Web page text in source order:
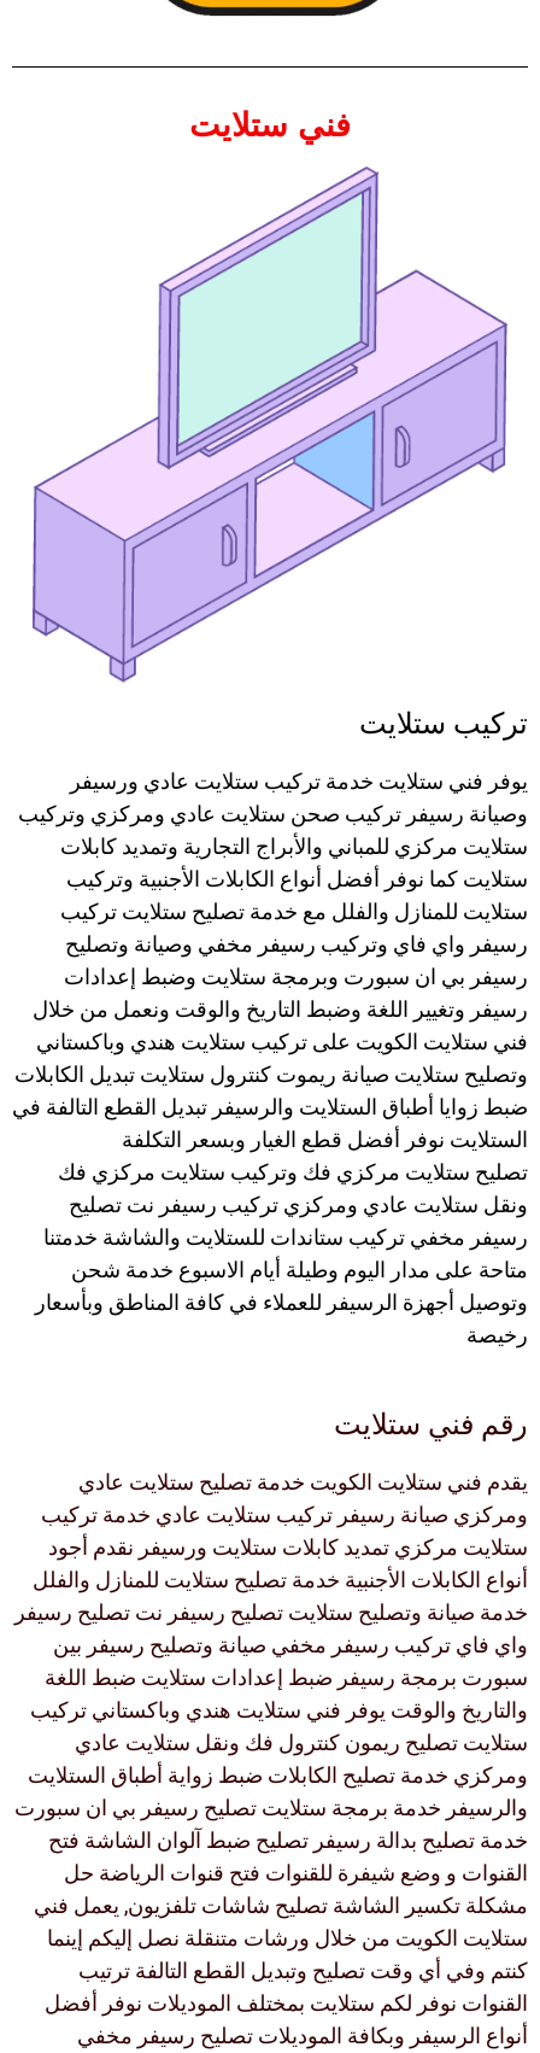
فني ستلايت
تركيب ستلايت
يوفر فني ستلايت خدمة تركيب ستلايت عادي ورسيفر
وصيانة رسيفر تركيب صحن ستلايت عادي ومركزي وتركيب
ستلايت مركزي للمباني والأبراج التجارية وتمديد كابلات
ستلايت كما نوفر أفضل أنواع الكابلات الأجنبية وتركيب
ستلايت للمنازل والفلل مع خدمة تصليح ستلايت تركيب
رسيفر واي فاي وتركيب رسيفر مخفي وصيانة وتصليح
رسيفر بي ان سبورت وبرمجة ستلايت وضبط إعدادات
رسيفر وتغيير اللغة وضبط التاريخ والوقت ونعمل من خلال
فني ستلايت الكويت على تركيب ستلايت هندي وباكستاني
وتصليح ستلايت صيانة ريموت كنترول ستلايت تبديل الكابلات
ضبط زوايا أطباق الستلايت والرسيفر تبديل القطع التالفة في
الستلايت نوفر أفضل قطع الغيار وبسعر التكلفة
تصليح ستلايت مركزي فك وتركيب ستلايت مركزي فك
ونقل ستلايت عادي ومركزي تركيب رسيفر نت تصليح
رسيفر مخفي تركيب ستاندات للستلايت والشاشة خدمتنا
متاحة على مدار اليوم وطيلة أيام الاسبوع خدمة شحن
وتوصيل أجهزة الرسيفر للعملاء في كافة المناطق وبأسعار
رخيصة
رقم فني ستلايت
يقدم فني ستلايت الكويت خدمة تصليح ستلايت عادي
ومركزي صيانة رسيفر تركيب ستلايت عادي خدمة تركيب
ستلايت مركزي تمديد كابلات ستلايت ورسيفر نقدم أجود
أنواع الكابلات الأجنبية خدمة تصليح ستلايت للمنازل والفلل
خدمة صيانة وتصليح ستلايت تصليح رسيفر نت تصليح رسيفر
واي فاي تركيب رسيفر مخفي صيانة وتصليح رسيفر بين
سبورت برمجة رسيفر ضبط إعدادات ستلايت ضبط اللغة
والتاريخ والوقت يوفر فني ستلايت هندي وباكستاني تركيب
ستلايت تصليح ريمون كنترول فك ونقل ستلايت عادي
ومركزي خدمة تصليح الكابلات ضبط زواية أطباق الستلايت
والرسيفر خدمة برمجة ستلايت تصليح رسيفر بي ان سبورت
خدمة تصليح بدالة رسيفر تصليح ضبط آلوان الشاشة فتح
القنوات و وضع شيفرة للقنوات فتح قنوات الرياضة حل
مشكلة تكسير الشاشة تصليح شاشات تلفزيون, يعمل فني
ستلايت الكويت من خلال ورشات متنقلة نصل إليكم إينما
كنتم وفي أي وقت تصليح وتبديل القطع التالفة ترتيب
القنوات نوفر لكم ستلايت بمختلف الموديلات نوفر أفضل
أنواع الرسيفر وبكافة الموديلات تصليح رسيفر مخفي